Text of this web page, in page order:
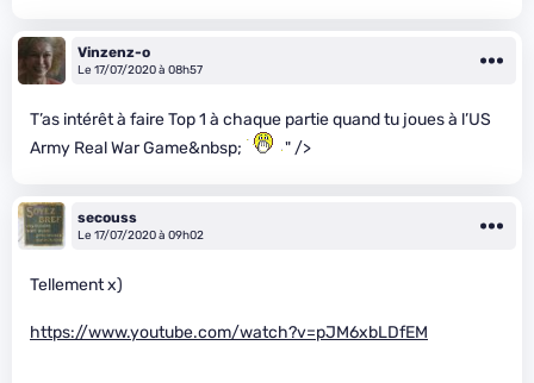
Vinzenz-o
Le 17/07/2020 à 08h57
T’as intérêt à faire Top 1 à chaque partie quand tu joues à l’US
Army Real War Game&nbsp;
" />
secouss
Le 17/07/2020 à 09h02
Tellement x)
https://www.youtube.com/watch?v=pJM6xbLDfEM